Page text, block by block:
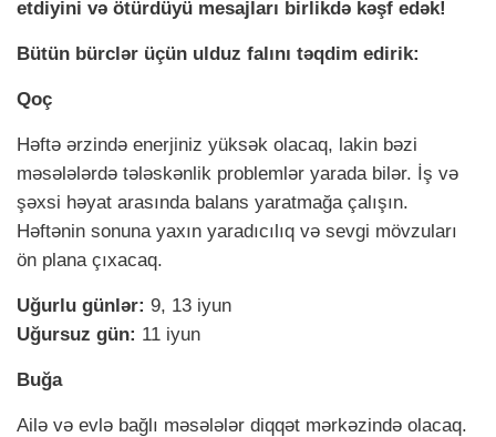
etdiyini və ötürdüyü mesajları birlikdə kəşf edək!
Bütün bürclər üçün ulduz falını təqdim edirik:
Qoç
Həftə ərzində enerjiniz yüksək olacaq, lakin bəzi
məsələlərdə tələskənlik problemlər yarada bilər. İş və
şəxsi həyat arasında balans yaratmağa çalışın.
Həftənin sonuna yaxın yaradıcılıq və sevgi mövzuları
ön plana çıxacaq.
Uğurlu günlər: 9, 13 iyun
Uğursuz gün: 11 iyun
Buğa
Ailə və evlə bağlı məsələlər diqqət mərkəzində olacaq.